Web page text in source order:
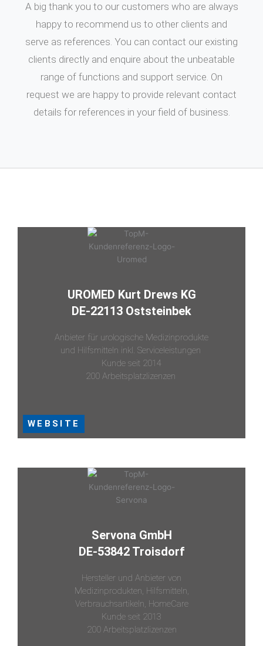
A big thank you to our customers who are always
happy to recommend us to other clients and
serve as references. You can contact our existing
clients directly and enquire about the unbeatable
range of functions and support service. On
request we are happy to provide relevant contact
details for references in your field of business.
UROMED Kurt Drews KG
DE-22113 Oststeinbek
Anbieter für urologische Medizinprodukte
und Hilfsmitteln inkl. Serviceleistungen
Kunde seit 2014
200 Arbeitsplatzlizenzen
WEBSITE
Servona GmbH
DE-53842 Troisdorf
Hersteller und Anbieter von
Medizinprodukten, Hilfsmitteln,
Verbrauchsartikeln, HomeCare
Kunde seit 2013
200 Arbeitsplatzlizenzen